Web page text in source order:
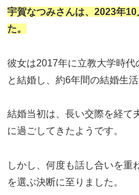
宇賀なつみさんは、2023年
た。
彼女は2017年に立教大学時代
と結婚し、約6年間の結婚生
結婚当初は、長い交際を経て
に過ごしてきたようです。
しかし、何度も話し合いを重
を選ぶ決断に至りました。